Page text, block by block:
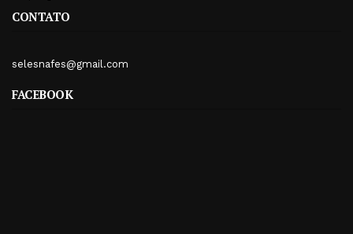
CONTATO
selesnafes@gmail.com
FACEBOOK